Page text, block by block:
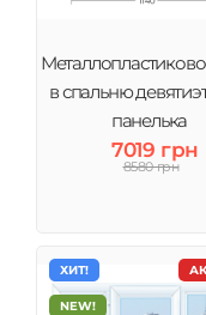
в спальню
панелька
7019 грн
8580 грн
ХИТ!
NEW!